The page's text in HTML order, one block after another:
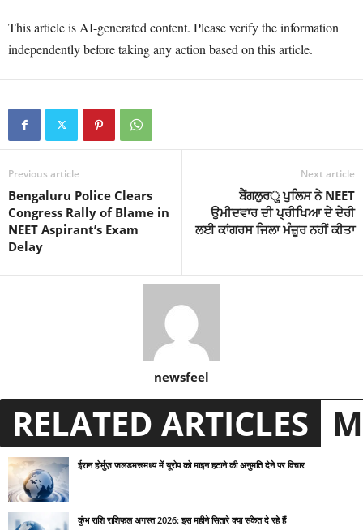
This article is AI-generated content. Please verify the information
independently before taking any action based on this article.
Previous article
Bengaluru Police Clears
Congress Rally of Blame in
NEET Aspirant’s Exam
Delay
Next article
ਬੈਂਗਲੁਰु ਪੁਲਿਸ ਨੇ NEET
ਉਮੀਦਵਾਰ ਦੀ ਪ੍ਰੀਖਿਆ ਦੇ ਦੇਰੀ
ਲਈ ਕਾਂਗਰਸ ਜਿਲਾ ਮੰਜ਼ੂਰ ਨਹੀਂ ਕੀਤਾ
newsfeel
RELATED ARTICLES
ईरान होर्मुज़ जलडमरूमध्य में यूरोप को माइन हटाने की अनुमति देने पर विचार
कुंभ राशि राशिफल अगस्त 2026: इस महीने सितारे क्या संकेत दे रहे हैं